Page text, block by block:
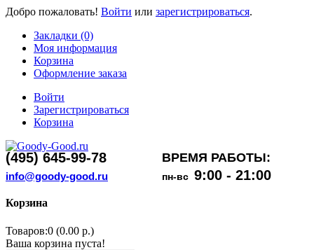
Добро пожаловать! Войти или зарегистрироваться.
Закладки (0)
Моя информация
Корзина
Оформление заказа
Войти
Зарегистрироваться
Корзина
(495) 645-99-78 ВРЕМЯ РАБОТЫ:
info@goody-good.ru пн-вс 9:00 - 21:00
Корзина
Товаров:0 (0.00 р.)
Ваша корзина пуста!